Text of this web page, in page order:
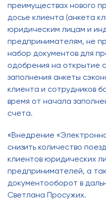
преимуществах нового
досье клиента (анкета
юридическим лицам и
предпринимателям, не
набор документов для
одобрения на открытие
заполнения анкеты
клиента и сотрудников
время от начала
счета.
«Внедрение
снизить количество
клиентов юридических
предпринимателей, а
документооборот в
Светлана Просужих.